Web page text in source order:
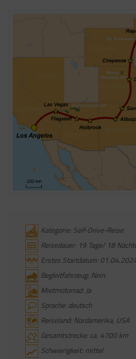
Kategorie: Self-Drive-Reise
Reisedauer: 19 Tage/ 18
Erstes Startdatum: 01.04.2024
Begleitfahrzeug: Nein
Mietmotorrad: Ja
Sprache: deutsch
Reiseland: Nordamerika, USA
Gesamtstrecke: ca. 4700 km
Schwierigkeit: mittel